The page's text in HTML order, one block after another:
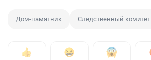
Дом-памятник Следственный комитет